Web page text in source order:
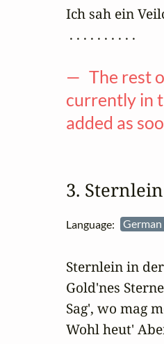
Ich sah ein
. . . . . . . . . .
— The rest
currently in
added as
3.
Language:
Sternlein in
Gold'nes
Sag', wo mag
Wohl heut'